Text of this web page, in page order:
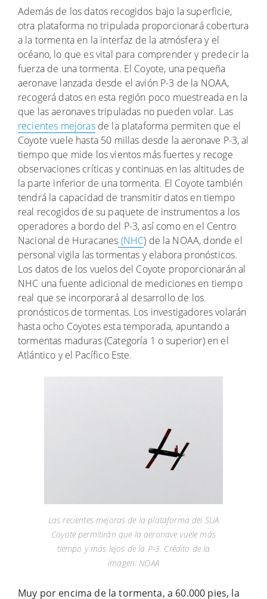
Además de los datos recogidos bajo la superficie,
otra plataforma no tripulada proporcionará cobertura
a la tormenta en la interfaz de la atmósfera y el
océano, lo que es vital para comprender y predecir la
fuerza de una tormenta. El Coyote, una pequeña
aeronave lanzada desde el avión P-3 de la NOAA,
recogerá datos en esta región poco muestreada en la
que las aeronaves tripuladas no pueden volar. Las
recientes mejorasde la plataforma permiten que el
Coyote vuele hasta 50 millas desde la aeronave P-3, al
tiempo que mide los vientos más fuertes y recoge
observaciones críticas y continuas en las altitudes de
la parte inferior de una tormenta. El Coyote también
tendrá la capacidad de transmitir datos en tiempo
real recogidos de su paquete de instrumentos a los
operadores a bordo del P-3, así como en el Centro
Nacional de Huracanes (NHC) de la NOAA, donde el
personal vigila las tormentas y elabora pronósticos.
Los datos de los vuelos del Coyote proporcionarán al
NHC una fuente adicional de mediciones en tiempo
real que se incorporará al desarrollo de los
pronósticos de tormentas. Los investigadores volarán
hasta ocho Coyotes esta temporada, apuntando a
tormentas maduras (Categoría 1 o superior) en el
Atlántico y el Pacífico Este.
Las recientes mejoras de la plataforma del SUA
Coyote permitirán que la aeronave vuele más
tiempo y más lejos de la P-3. Crédito de la
imagen: NOAA
Muy por encima de la tormenta, a 60.000 pies, la